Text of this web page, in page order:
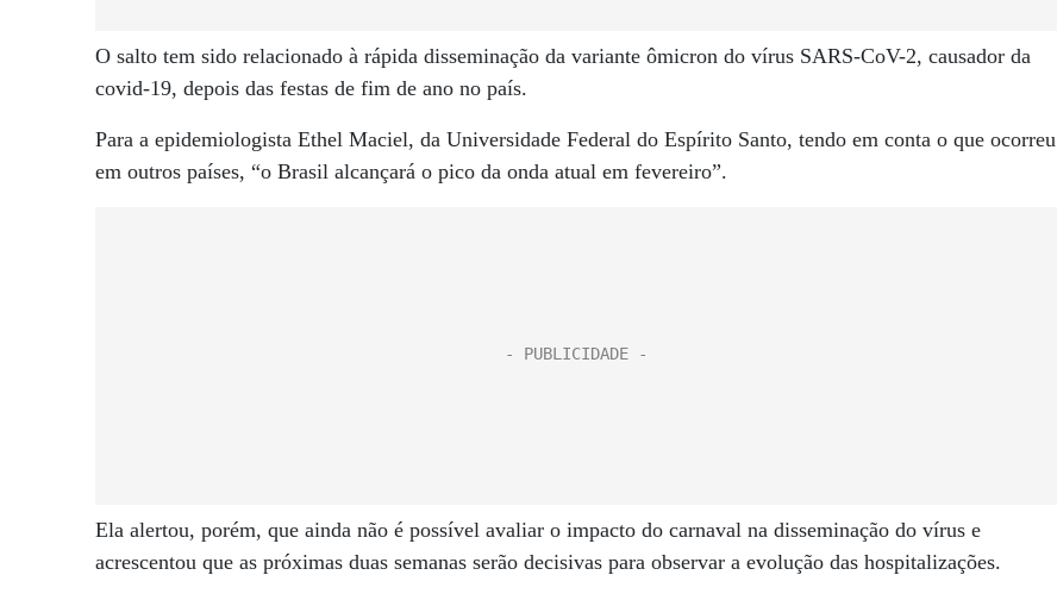
O salto tem sido relacionado à rápida disseminação da variante ômicron do vírus SARS-CoV-2, causador da
covid-19, depois das festas de fim de ano no país.
Para a epidemiologista Ethel Maciel, da Universidade Federal do Espírito Santo, tendo em conta o que ocorreu
em outros países, “o Brasil alcançará o pico da onda atual em fevereiro”.
Ela alertou, porém, que ainda não é possível avaliar o impacto do carnaval na disseminação do vírus e
acrescentou que as próximas duas semanas serão decisivas para observar a evolução das hospitalizações.